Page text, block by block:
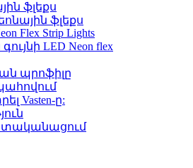
ֆլեքս
ֆլեքս
Flex Strip Lights
LED Neon flex
պրոֆիլը
Vasten-ը: